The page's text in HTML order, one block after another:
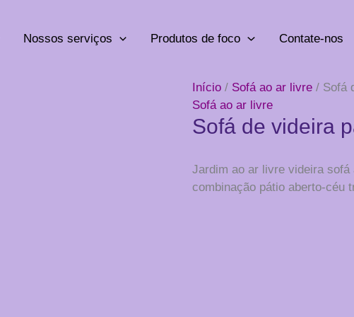
Nossos serviços Produtos de foco Contate-nos
Início / Sofá ao ar livre / Sofá
Sofá ao ar livre
Sofá de videira
Jardim ao ar livre videira
combinação pátio aberto-céu